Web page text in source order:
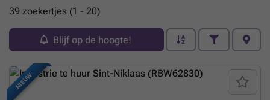
39 zoekertjes (1 - 20)
Blijf op de hoogte!
NIEUW